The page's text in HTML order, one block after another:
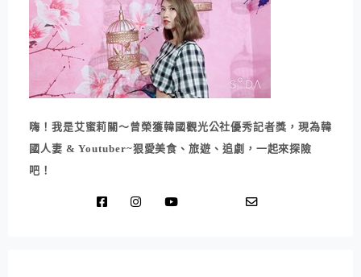
嗨！我是艾蜜莉關～曾榮獲韓國觀光公社優秀記者獎，現為韓
國人妻 & Youtuber~狠愛美食、旅遊、追劇，一起來探險
吧！